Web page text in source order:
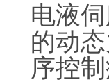
电液
的动
序控